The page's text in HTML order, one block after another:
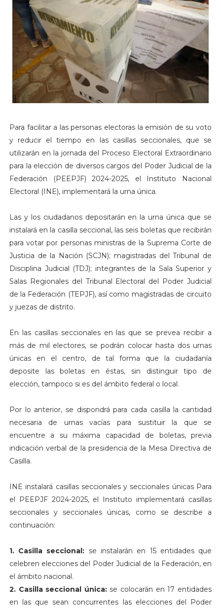
Para facilitar a las personas electoras la emisión de su voto
y reducir el tiempo en las casillas seccionales, que se
utilizarán en la jornada del Proceso Electoral Extraordinario
para la elección de diversos cargos del Poder Judicial de la
Federación (PEEPJF) 2024-2025, el Instituto Nacional
Electoral (INE), implementará la urna única.
Las y los ciudadanos depositarán en la urna única que se
instalará en la casilla seccional, las seis boletas que recibirán
para votar por personas ministras de la Suprema Corte de
Justicia de la Nación (SCJN); magistradas del Tribunal de
Disciplina Judicial (TDJ); integrantes de la Sala Superior y
Salas Regionales del Tribunal Electoral del Poder Judicial
de la Federación (TEPJF), así como magistradas de circuito
y juezas de distrito.
En las casillas seccionales en las que se prevea recibir a
más de mil electores, se podrán colocar hasta dos urnas
únicas en el centro, de tal forma que la ciudadanía
deposite las boletas en éstas, sin distinguir tipo de
elección, tampoco si es del ámbito federal o local.
Por lo anterior, se dispondrá para cada casilla la cantidad
necesaria de urnas vacías para sustituir la que se
encuentre a su máxima capacidad de boletas, previa
indicación verbal de la presidencia de la Mesa Directiva de
Casilla.
INE instalará casillas seccionales y seccionales únicas Para
el PEEPJF 2024-2025, el Instituto implementará casillas
seccionales y seccionales únicas, como se describe a
continuación:
1. Casilla seccional: se instalarán en 15 entidades que
celebren elecciones del Poder Judicial de la Federación, en
el ámbito nacional.
2. Casilla seccional única:se colocarán en 17 entidades
en las que sean concurrentes las elecciones del Poder